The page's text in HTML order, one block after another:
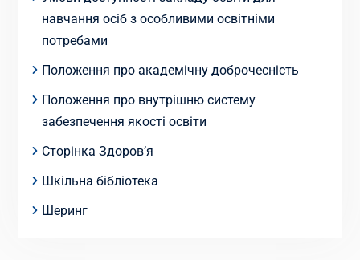
навчання осіб з особливими освітніми
потребами
Положення про академічну доброчесність
Положення про внутрішню систему
забезпечення якості освіти
Сторінка Здоров’я
Шкільна бібліотека
Шеринг